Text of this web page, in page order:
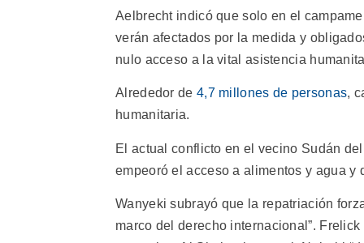
Aelbrecht indicó que solo en el
verán afectados por la medida y
nulo acceso a la vital asistencia
Alrededor de 4,7 millones de personas,
humanitaria.
El actual conflicto en el vecino Sudán
empeoró el acceso a alimentos y agua y
Wanyeki subrayó que la repatriación
marco del derecho internacional”.